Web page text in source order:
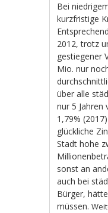
Bei
kurzfristige
2012, trotz
gestiegener
Mio. nur
über alle
nur 5 Jahren
1,79%
glückliche
Stadt hohe
sonst an
auch bei
Bürger,
müssen.